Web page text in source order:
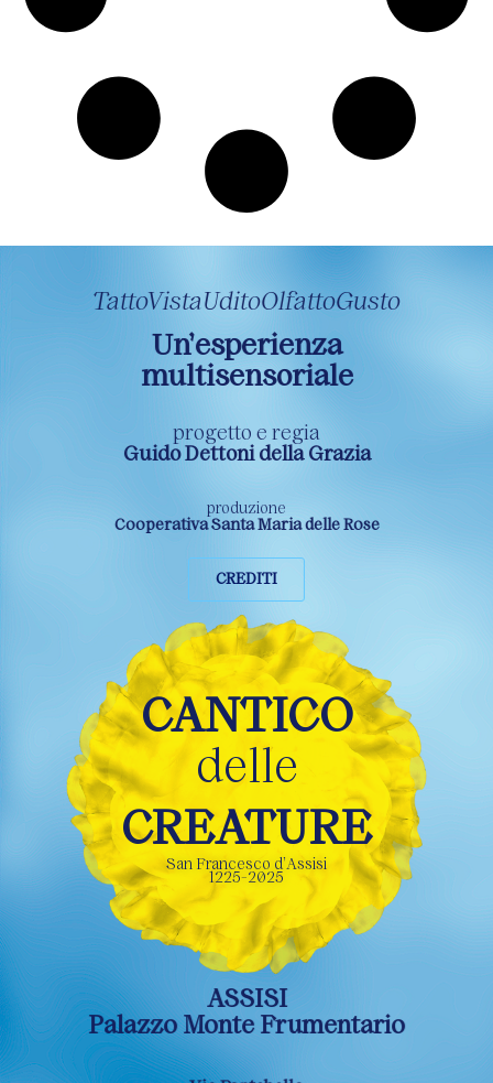
TattoVistaUditoOlfattoGusto
Un’esperienza
multisensoriale
progetto e regia
Guido Dettoni della Grazia
produzione
Cooperativa Santa Maria delle Rose
CREDITI
CANTICO
delle
CREATURE
San Francesco d’Assisi
1225-2025
ASSISI
Palazzo Monte Frumentario